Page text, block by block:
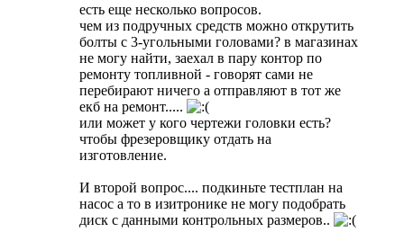
есть еще несколько вопросов.
чем из подручных средств можно открутить
болты с 3-угольными головами? в магазинах
не могу найти, заехал в пару контор по
ремонту топливной - говорят сами не
перебирают ничего а отправляют в тот же
екб на ремонт.....
или может у кого чертежи головки есть?
чтобы фрезеровщику отдать на
изготовление.
И второй вопрос.... подкиньте тестплан на
насос а то в изитронике не могу подобрать
диск с данными контрольных размеров..